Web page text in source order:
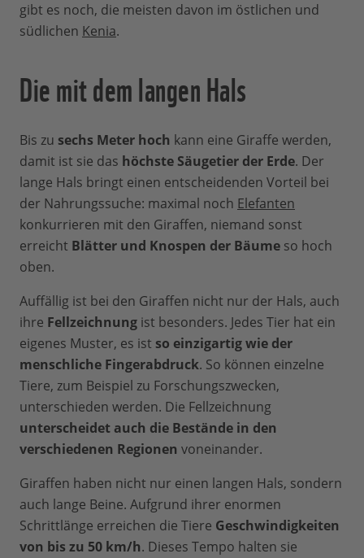
gibt es noch, die meisten davon im östlichen und
südlichen Kenia.
Die mit dem langen Hals
Bis zu sechs Meter hoch kann eine Giraffe werden,
damit ist sie das höchste Säugetier der Erde. Der
lange Hals bringt einen entscheidenden Vorteil bei
der Nahrungssuche: maximal noch Elefanten
konkurrieren mit den Giraffen, niemand sonst
erreicht Blätter und Knospen der Bäume so hoch
oben.
Auffällig ist bei den Giraffen nicht nur der Hals, auch
ihre Fellzeichnung ist besonders. Jedes Tier hat ein
eigenes Muster, es ist so einzigartig wie der
menschliche Fingerabdruck. So können einzelne
Tiere, zum Beispiel zu Forschungszwecken,
unterschieden werden. Die Fellzeichnung
unterscheidet auch die Bestände in den
verschiedenen Regionen voneinander.
Giraffen haben nicht nur einen langen Hals, sondern
auch lange Beine. Aufgrund ihrer enormen
Schrittlänge erreichen die Tiere Geschwindigkeiten
von bis zu 50 km/h. Dieses Tempo halten sie